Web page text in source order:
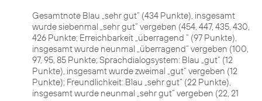
Gesamtnote Blau „sehr gut“ (434 Punkte), insgesamt
wurde siebenmal „sehr gut“ vergeben (454, 447, 435, 430,
426 Punkte; Erreichbarkeit „überragend “ (97 Punkte),
insgesamt wurde neunmal „überragend“ vergeben (100,
97, 95, 85 Punkte; Sprachdialogsystem: Blau „gut“ (12
Punkte), insgesamt wurde zweimal „gut“ vergeben (12
Punkte); Freundlichkeit: Blau „sehr gut“ (22 Punkte),
insgesamt wurde neunmal „sehr gut“ vergeben (22, 21